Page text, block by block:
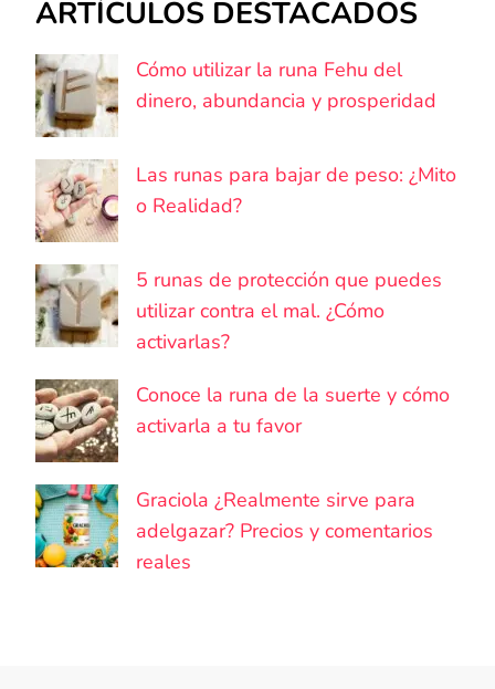
ARTÍCULOS DESTACADOS
Cómo utilizar la runa Fehu del
dinero, abundancia y prosperidad
Las runas para bajar de peso: ¿Mito
o Realidad?
5 runas de protección que puedes
utilizar contra el mal. ¿Cómo
activarlas?
Conoce la runa de la suerte y cómo
activarla a tu favor
Graciola ¿Realmente sirve para
adelgazar? Precios y comentarios
reales